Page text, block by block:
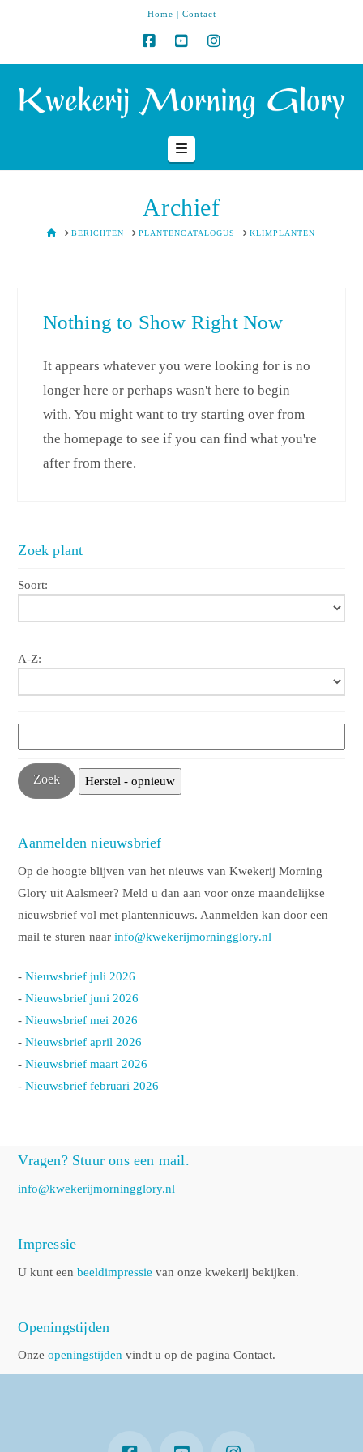
Home | Contact
Navigation
Archief
HOMEBERICHTEN PLANTENCATALOGUS KLIMPLANTEN
Nothing to Show Right Now
It appears whatever you were looking for is no
longer here or perhaps wasn't here to begin
with. You might want to try starting over from
the homepage to see if you can find what you're
after from there.
Zoek plant
Soort:
A-Z:
Aanmelden nieuwsbrief
Op de hoogte blijven van het nieuws van Kwekerij Morning
Glory uit Aalsmeer? Meld u dan aan voor onze maandelijkse
nieuwsbrief vol met plantennieuws. Aanmelden kan door een
mail te sturen naarinfo@kwekerijmorningglory.nl
-Nieuwsbrief juli 2026
-Nieuwsbrief juni 2026
-Nieuwsbrief mei 2026
-Nieuwsbrief april 2026
-Nieuwsbrief maart 2026
-Nieuwsbrief februari 2026
Vragen? Stuur ons een mail.
info@kwekerijmorningglory.nl
Impressie
U kunt eenbeeldimpressie van onze kwekerij bekijken.
Openingstijden
Onzeopeningstijden vindt u op de pagina Contact.